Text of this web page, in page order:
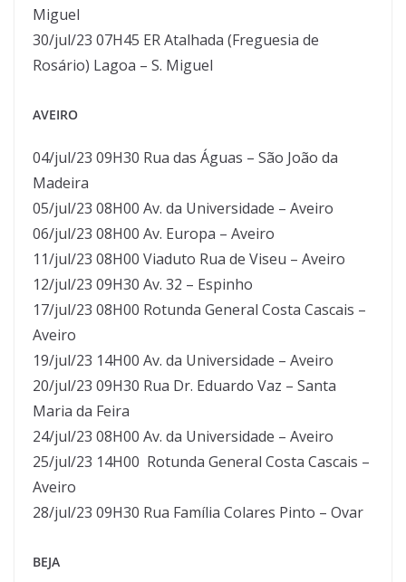
Miguel
30/jul/23 07H45 ER Atalhada (Freguesia de
Rosário) Lagoa – S. Miguel
AVEIRO
04/jul/23 09H30 Rua das Águas – São João da
Madeira
05/jul/23 08H00 Av. da Universidade – Aveiro
06/jul/23 08H00 Av. Europa – Aveiro
11/jul/23 08H00 Viaduto Rua de Viseu – Aveiro
12/jul/23 09H30 Av. 32 – Espinho
17/jul/23 08H00 Rotunda General Costa Cascais –
Aveiro
19/jul/23 14H00 Av. da Universidade – Aveiro
20/jul/23 09H30 Rua Dr. Eduardo Vaz – Santa
Maria da Feira
24/jul/23 08H00 Av. da Universidade – Aveiro
25/jul/23 14H00 Rotunda General Costa Cascais –
Aveiro
28/jul/23 09H30 Rua Família Colares Pinto – Ovar
BEJA